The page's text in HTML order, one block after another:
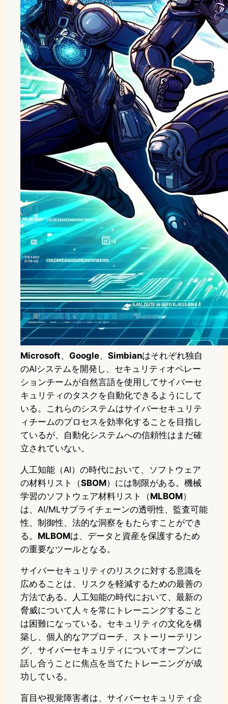
Microsoft、 Google、 Simbianはそれぞれ独自
のAIシステムを開発し、セキュリティオペレー
ションチームが自然言語を使用してサイバーセ
キュリティのタスクを自動化できるようにして
いる。これらのシステムはサイバーセキュリテ
ィチームのプロセスを効率化することを目指し
ているが、自動化システムへの信頼性はまだ確
立されていない。
人工知能（AI）の時代において、ソフトウェア
の材料リスト（SBOM）には制限がある。機械
学習のソフトウェア材料リスト（MLBOM）
は、AI/MLサプライチェーンの透明性、監査可能
性、制御性、法的な洞察をもたらすことができ
る。 MLBOMは、データと資産を保護するため
の重要なツールとなる。
サイバーセキュリティのリスクに対する意識を
広めることは、リスクを軽減するための最善の
方法である。人工知能の時代において、最新の
脅威について人々を常にトレーニングすること
は困難になっている。セキュリティの文化を構
築し、個人的なアプローチ、ストーリーテリン
グ、サイバーセキュリティについてオープンに
話し合うことに焦点を当てたトレーニングが成
功している。
盲目や視覚障害者は、サイバーセキュリティ企